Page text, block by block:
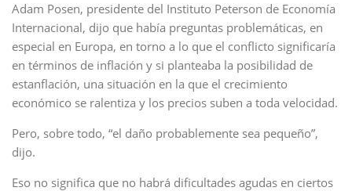
Adam Posen, presidente del Instituto Peterson de Economía
Internacional, dijo que había preguntas problemáticas, en
especial en Europa, en torno a lo que el conflicto significaría
en términos de inflación y si planteaba la posibilidad de
estanflación, una situación en la que el crecimiento
económico se ralentiza y los precios suben a toda velocidad.
Pero, sobre todo, “el daño probablemente sea pequeño”,
dijo.
Eso no significa que no habrá dificultades agudas en ciertos